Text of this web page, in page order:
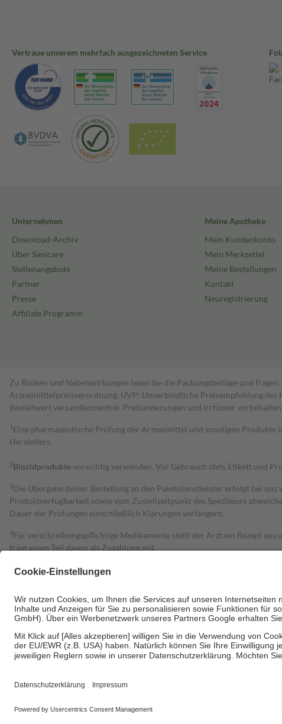
Vertraue unserem mehrfach ausgezeichneten Service
Unternehmen
Download-Archiv
Über Sanicare
Stellenangebote
Partner
Presse
Affiliate Programm
Meine Apotheke
Mein Kundenkonto
Mein Merkzettel
Meine Bestellungen
Kontakt
Neuregistrierung
Zu Risiken und Nebenwirkungen lesen Sie die Packungsbeilage und
Arzneimittelpreisverordnung. UVP: Unverbindliche Preisempfehlung des
Bestell­wert versand­kosten­frei. Preisänderungen und Irrtümer
1 Eine pharmazeutische Prüfung der Arzneimittel und sonstigen
Herstellers.
2Biozidproduktevorsichtig verwenden. Vor Gebrauch stets Etikett und
3Die Übergabe deiner Bestellung an den Paketdienstleister erfolgt bei
Produktverfügbarkeit sowie vom Zustellzeitpunkt des Spediteurs
Dauer der Prüfungen einschließlich Klärungen verlängern.
4Für verschreibungspflichtige Medikamente stellt der Arzt ein Rezept
trägt einen Teil davon als Zuzahlung mit.
zu entrichten.
Bei Heilmitteln und häuslicher Krankenpflege beträgt die Zuzahlung
Um das Engagement der Versicherten für ihre eigene Gesundheit zu
• Kindern und Jugendlichen bis zum vollendeten 18. Lebensjahr mit
• Untersuchungen zur Vorsorge und Früherkennung, die von der GKV
• empfohlenen Schutzimpfungen
• Harn- und Blutteststreifen
Wir nutzen Trusted Shops als unabhängigen Dienstleister für die
Einige Bilder und Inhalte wurden unter Zuhilfenahme künstlicher